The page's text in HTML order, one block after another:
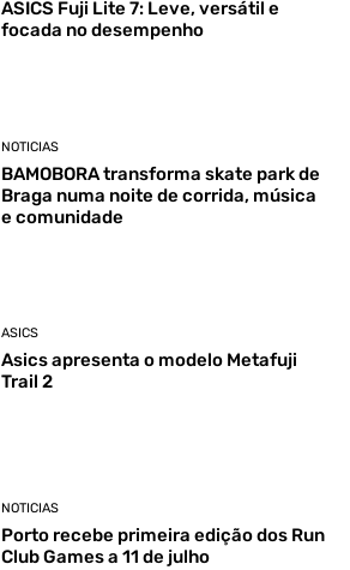
ASICS Fuji Lite 7: Leve, versátil e
focada no desempenho
NOTICIAS
BAMOBORA transforma skate park de
Braga numa noite de corrida, música
e comunidade
ASICS
Asics apresenta o modelo Metafuji
Trail 2
NOTICIAS
Porto recebe primeira edição dos Run
Club Games a 11 de julho